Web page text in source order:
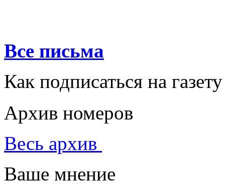
Все письма
Как подписаться на газету
Архив номеров
Весь архив
Ваше мнение